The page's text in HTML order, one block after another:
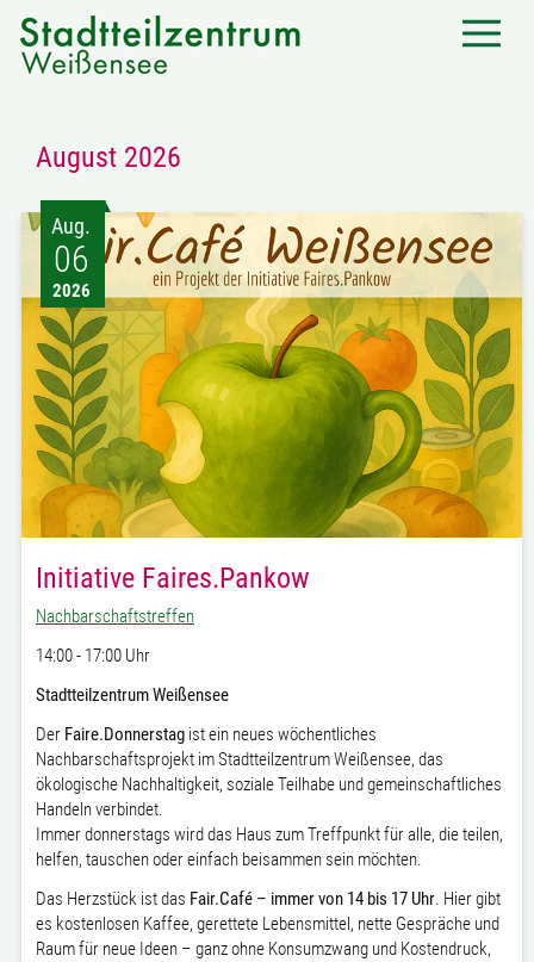
August 2026
Aug.
06
2026
Initiative Faires.Pankow
Nachbarschaftstreffen
14:00 - 17:00 Uhr
Stadtteilzentrum Weißensee
Der Faire.Donnerstag ist ein neues wöchentliches
Nachbarschaftsprojekt im Stadtteilzentrum Weißensee, das
ökologische Nachhaltigkeit, soziale Teilhabe und gemeinschaftliches
Handeln verbindet.
Immer donnerstags wird das Haus zum Treffpunkt für alle, die teilen,
helfen, tauschen oder einfach beisammen sein möchten.
Das Herzstück ist das Fair.Café – immer von 14 bis 17 Uhr. Hier gibt
es kostenlosen Kaffee, gerettete Lebensmittel, nette Gespräche und
Raum für neue Ideen – ganz ohne Konsumzwang und Kostendruck,